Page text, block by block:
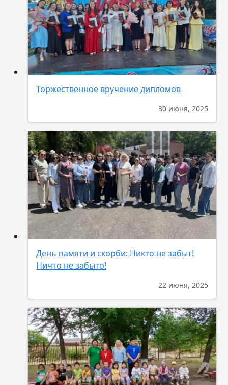
Торжественное вручение дипломов
30 июня, 2025
День памяти и скорби: Никто не забыт!
Ничто не забыто!
22 июня, 2025